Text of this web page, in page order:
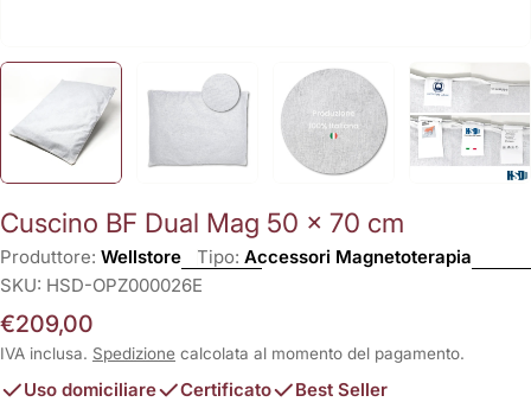
Cuscino BF Dual Mag 50 x 70 cm
Produttore: Wellstore Tipo: Accessori Magnetoterapia
SKU: HSD-OPZ000026E
Prezzo
normale
€209,00
IVA inclusa. Spedizione calcolata al momento del pagamento.
Uso domiciliare Certificato Best Seller